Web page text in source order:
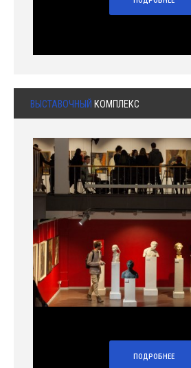
ВЫСТАВОЧНЫЙ КОМПЛЕКС
ПОДРОБНЕЕ